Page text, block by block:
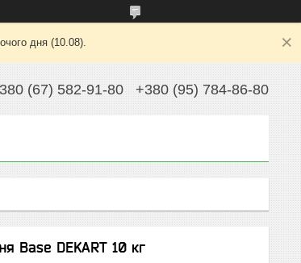
дня (10.08).
(67) 582-91-80 +380 (95) 784-86-80
Base DEKART 10 кг